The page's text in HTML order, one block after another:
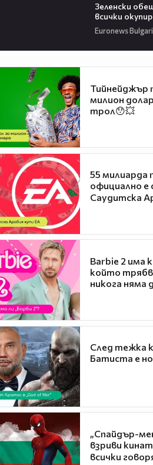
Зеленски
всички
Euronews
Тийнейджър
милион
трол😯💥
55 милиарда
официално е
Саудитска
Barbie 2 има
който
никога няма
След тежка
Батиста е
„Спайдър-
взриви
всички